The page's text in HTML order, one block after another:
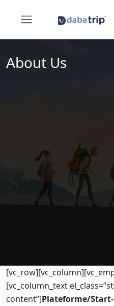
About Us
[vc_column_text
content”]Plateforme/